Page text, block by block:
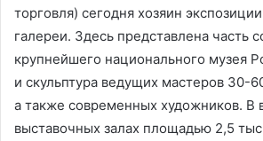
торговля) сегодня хозяин
галереи. Здесь представлена часть
крупнейшего национального музея
и скульптура ведущих мастеров 30-
а также современных художников. В
выставочных залах площадью 2,5